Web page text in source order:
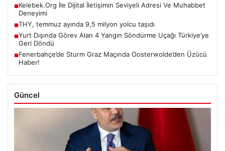
■Kelebek.Org İle Dijital İletişimin Seviyeli Adresi Ve Muhabbet
Deneyimi
■THY, temmuz ayında 9,5 milyon yolcu taşıdı
■Yurt Dışında Görev Alan 4 Yangın Söndürme Uçağı Türkiye’ye
Geri Döndü
■Fenerbahçe’de Sturm Graz Maçında Oosterwolde’den Üzücü
Haber!
Güncel